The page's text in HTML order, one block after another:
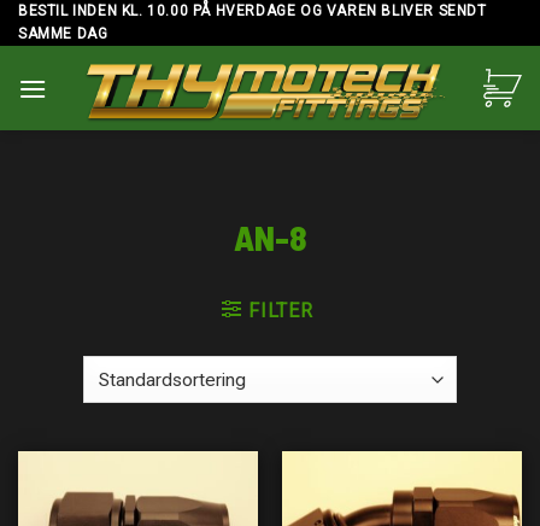
Skip
to
BESTIL INDEN KL. 10.00 PÅ HVERDAGE OG VAREN BLIVER SENDT
SAMME DAG
AN-8
FILTER